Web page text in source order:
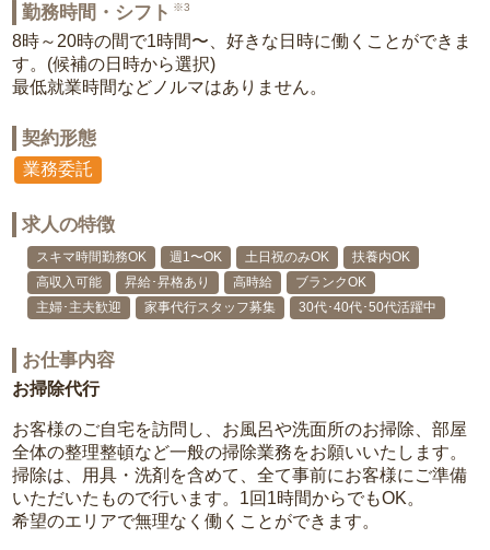
勤務時間・シフト ※3
8時～20時の間で1時間〜、好きな日時に働くことができま
す。(候補の日時から選択)
最低就業時間などノルマはありません。
契約形態
業務委託
求人の特徴
スキマ時間勤務OK 週1〜OK 土日祝のみOK
扶養内OK
高収入可能
昇給･昇格あり 高時給
ブランクOK
主婦･主夫歓迎
家事代行スタッフ募集 30代･40代･50代活躍中
お仕事内容
お掃除代行
お客様のご自宅を訪問し、お風呂や洗面所のお掃除、部屋
全体の整理整頓など一般の掃除業務をお願いいたします。
掃除は、用具・洗剤を含めて、全て事前にお客様にご準備
いただいたもので行います。1回1時間からでもOK。
希望のエリアで無理なく働くことができます。